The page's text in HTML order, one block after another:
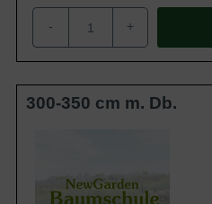
- +
300-350 cm m. Db.